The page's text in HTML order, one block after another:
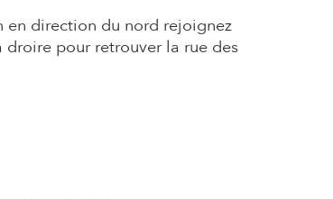
en direction du nord rejoignez
droire pour retrouver la rue des